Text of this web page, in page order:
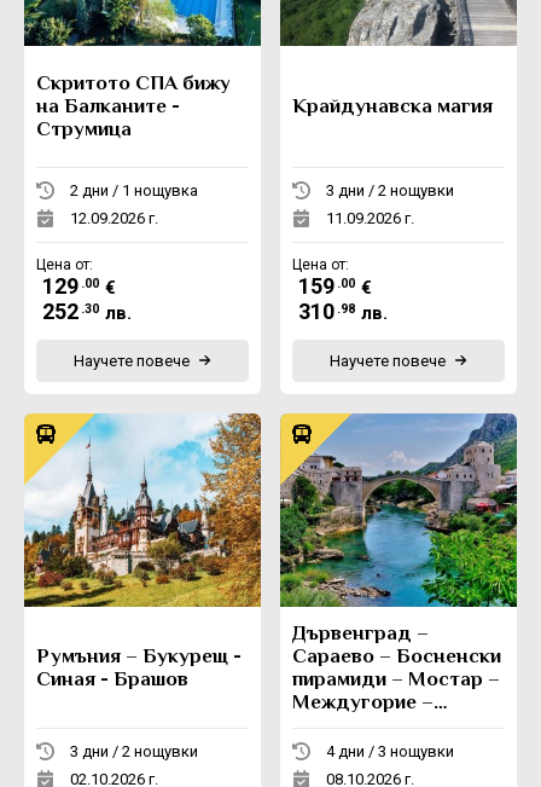
Скритото СПА бижу
на Балканите -
Струмица
2 дни / 1 нощувка
12.09.2026 г.
Цена от:
129 .00 €
252 .30 лв.
Научете повече
Крайдунавска магия
3 дни / 2 нощувки
11.09.2026 г.
Цена от:
159 .00 €
310 .98 лв.
Научете повече
Румъния – Букурещ -
Синая - Брашов
3 дни / 2 нощувки
02.10.2026 г.
Дървенград –
Сараево – Босненски
пирамиди – Мостар –
Междугорие –
Каменград4 дни / 3 нощувки
08.10.2026 г.